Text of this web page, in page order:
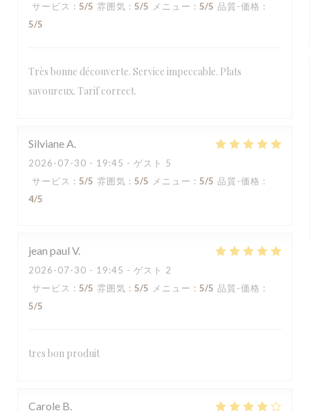
サービス : 5/5 雰囲気 : 5/5 メニュー : 5/5 品質-価格 :
5/5
Très bonne découverte. Service impeccable. Plats
savoureux. Tarif correct.
SilvianeA
2026-07-30 - 19:45 - ゲスト 5
サービス : 5/5 雰囲気 : 5/5 メニュー : 5/5 品質-価格 :
4/5
jean paul V
2026-07-30 - 19:45 - ゲスト 2
サービス : 5/5 雰囲気 : 5/5 メニュー : 5/5 品質-価格 :
5/5
tres bon produit
Carole B